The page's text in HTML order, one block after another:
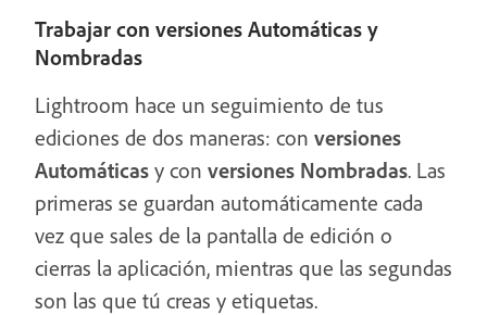
Trabajar con versiones Automáticas y
Nombradas
Lightroom hace un seguimiento de tus
ediciones de dos maneras: con versiones
Automáticas y con versiones Nombradas. Las
primeras se guardan automáticamente cada
vez que sales de la pantalla de edición o
cierras la aplicación, mientras que las segundas
son las que tú creas y etiquetas.